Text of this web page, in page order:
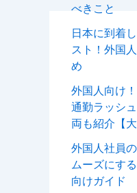
べきこと
日本に到着
スト！外国
め
外国人向け
通勤ラッシ
両も紹介【大
外国人社員
ムーズにす
向けガイド